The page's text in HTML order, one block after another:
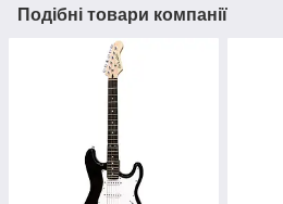
Подібні товари компанії